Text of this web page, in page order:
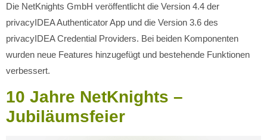
Die NetKnights GmbH veröffentlicht die Version 4.4 der
privacyIDEA Authenticator App und die Version 3.6 des
privacyIDEA Credential Providers. Bei beiden Komponenten
wurden neue Features hinzugefügt und bestehende Funktionen
verbessert.
10 Jahre NetKnights –
Jubiläumsfeier